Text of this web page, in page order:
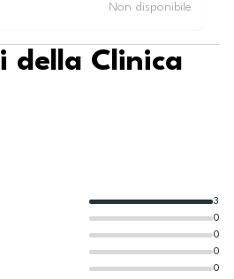
Non disponibile
della Clinica
0
0
0
0
3